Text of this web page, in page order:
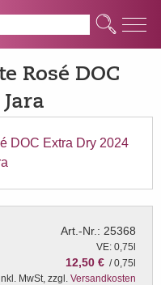
Q
Rosé DOC
Art.-Nr.: 25368
VE: 0,75l
12,50 € / 0,75l
MwSt, zzgl. Versandkosten